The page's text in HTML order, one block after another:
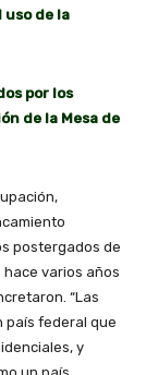
uso de la
por los
de la Mesa de
postergados de
varios años
“Las
país federal que
y